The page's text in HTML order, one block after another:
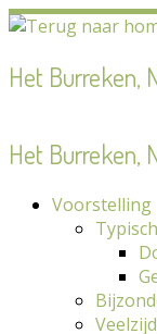
Ga
inhoud
Het Burreken,
Het Burreken,
Voorstelling